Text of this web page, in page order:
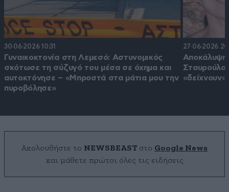
30·06·2026 10:31
Γυναικοκτονία στη Λεμεσό: Αστυνομικός
σκότωσε τη σύζυγό του μέσα σε όχημα και
αυτοκτόνησε – «Μπροστά στα μάτια μου την
πυροβόλησε»
27·06·2026
Αποκάλυψη
Ακολουθήστε το NEWSBEAST στο Google News
και μάθετε πρώτοι όλες τις ειδήσεις